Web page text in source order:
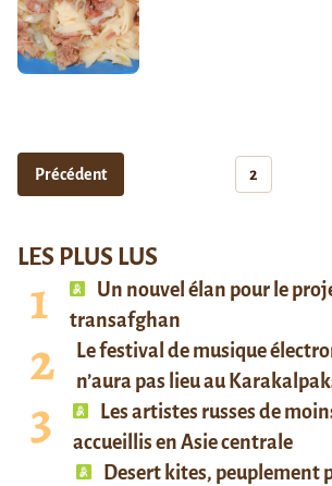
Précédent 2
LES PLUS LUS
Un nouvel élan pour le
transafghan
Le festival de musique
n’aura pas lieu au
Les artistes russes de
accueillis en Asie centrale
Desert kites, peuplement